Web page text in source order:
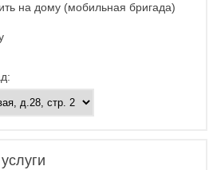
на дому (мобильная бригада)